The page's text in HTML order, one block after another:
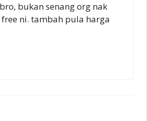
bukan senang org nak
ni. tambah pula harga